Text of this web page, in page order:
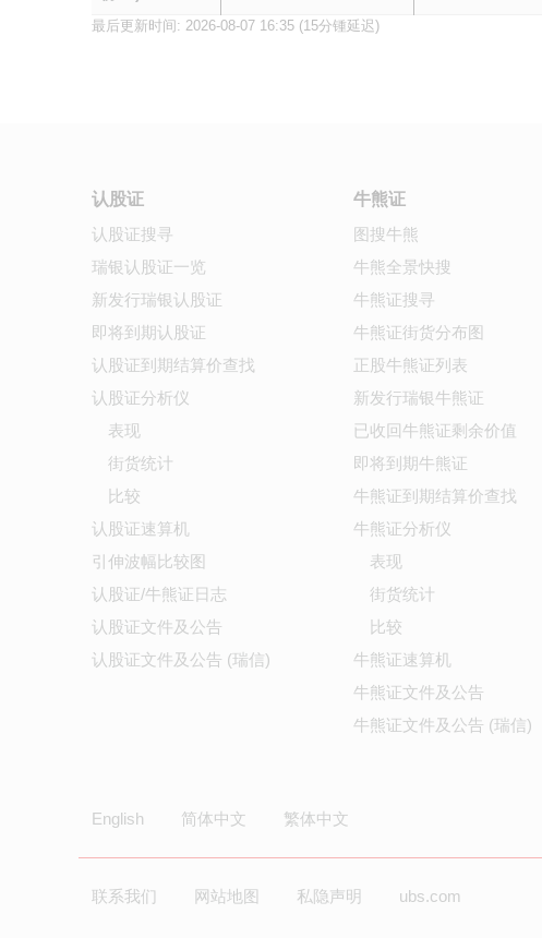
最后更新时间: 2026-08-07 16:35 (15分锺延迟)
认股证
认股证搜寻
瑞银认股证一览
新发行瑞银认股证
即将到期认股证
认股证到期结算价查找
认股证分析仪
表现
街货统计
比较
认股证速算机
引伸波幅比较图
认股证/牛熊证日志
认股证文件及公告
认股证文件及公告 (瑞信)
牛熊证
图搜牛熊
牛熊全景快搜
牛熊证搜寻
牛熊证街货分布图
正股牛熊证列表
新发行瑞银牛熊证
已收回牛熊证剩余价值
即将到期牛熊证
牛熊证到期结算价查找
牛熊证分析仪
表现
街货统计
比较
牛熊证速算机
牛熊证文件及公告
牛熊证文件及公告 (瑞信)
English 简体中文 繁体中文
联系我们 网站地图 私隐声明 ubs.com